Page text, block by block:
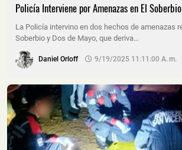
Policía Interviene por Amenazas en El
La Policía intervino en dos hechos de amenazas
Soberbio y Dos de Mayo, que deriva…
Daniel Orloff 9/19/2025 11:11:00 A. M.